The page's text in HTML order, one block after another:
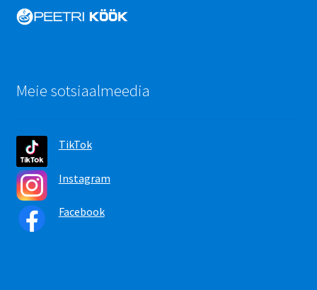
Meie sotsiaalmeedia
TikTok
Instagram
Facebook